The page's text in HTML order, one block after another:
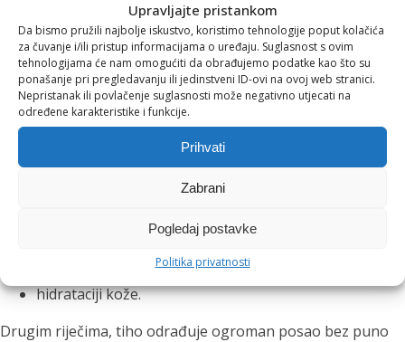
Upravljajte pristankom
Da bismo pružili najbolje iskustvo, koristimo tehnologije poput kolačića
za čuvanje i/ili pristup informacijama o uređaju. Suglasnost s ovim
tehnologijama će nam omogućiti da obrađujemo podatke kao što su
ponašanje pri pregledavanju ili jedinstveni ID-ovi na ovoj web stranici.
Nepristanak ili povlačenje suglasnosti može negativno utjecati na
određene karakteristike i funkcije.
Prihvati
Zabrani
Pogledaj postavke
Politika privatnosti
Nitko ne objavljuje fotografije vode na društvenim
mrežama s istim entuzijazmom kao kavu, koktele ili
raskošne večere.
Ali upravo voda sudjeluje u gotovo svakom važnom
procesu u našem tijelu.
Ona pomaže:
prijenosu hranjivih tvari,
hidrataciji kože.
Drugim riječima, tiho odrađuje ogroman posao bez puno